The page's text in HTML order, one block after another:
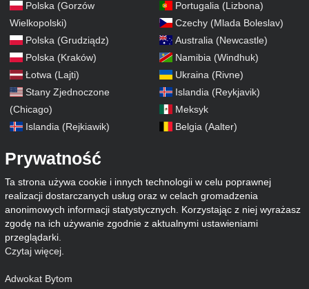
Polska (Gorzów
Wielkopolski)
Polska (Grudziądz)
Polska (Kraków)
Łotwa (Lajti)
Stany Zjednoczone
(Chicago)
Islandia (Rejkiawik)
Portugalia (Lizbona)
Czechy (Mlada Boleslav)
Australia (Newcastle)
Namibia (Windhuk)
Ukraina (Rivne)
Islandia (Reykjavik)
Meksyk
Belgia (Aalter)
Prywatność
Ta strona używa cookie i innych technologii w celu poprawnej
realizacji dostarczanych usług oraz w celach gromadzenia
anonimowych informacji statystycznych. Korzystając z niej wyrażasz
zgodę na ich używanie zgodnie z aktualnymi ustawieniami
przeglądarki.
Czytaj więcej
Adwokat Bytom